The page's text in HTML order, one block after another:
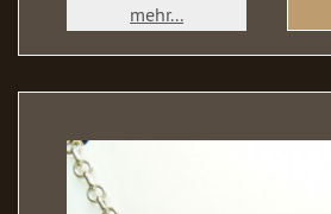
mehr...